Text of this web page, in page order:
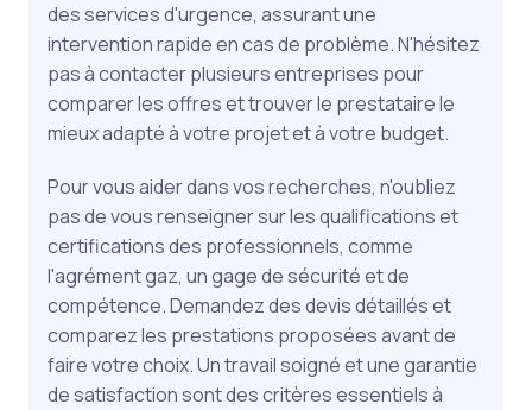
des services d'urgence, assurant une
intervention rapide en cas de problème. N'hésitez
pas à contacter plusieurs entreprises pour
comparer les offres et trouver le prestataire le
mieux adapté à votre projet et à votre budget.
Pour vous aider dans vos recherches, n'oubliez
pas de vous renseigner sur les qualifications et
certifications des professionnels, comme
l'agrément gaz, un gage de sécurité et de
compétence. Demandez des devis détaillés et
comparez les prestations proposées avant de
faire votre choix. Un travail soigné et une garantie
de satisfaction sont des critères essentiels à